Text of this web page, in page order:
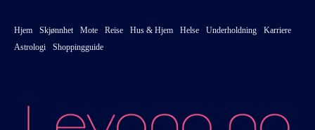
Hjem Skjønnhet Mote Reise Hus & Hjem Helse Underholdning
Karriere
Astrologi
Shoppingguide